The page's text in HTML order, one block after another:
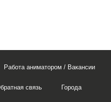
Работа аниматором / Вакансии
связь Города